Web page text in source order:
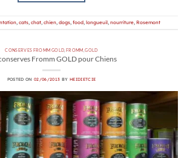
, cats, chat, chien, dogs, food, longueuil, nourriture, Rosemont
CONSERVES FROMM GOLD FROMM ,GOLD
Fromm GOLD pour Chiens
POSTED ON02/06/2013 BY HEIDIETCIE